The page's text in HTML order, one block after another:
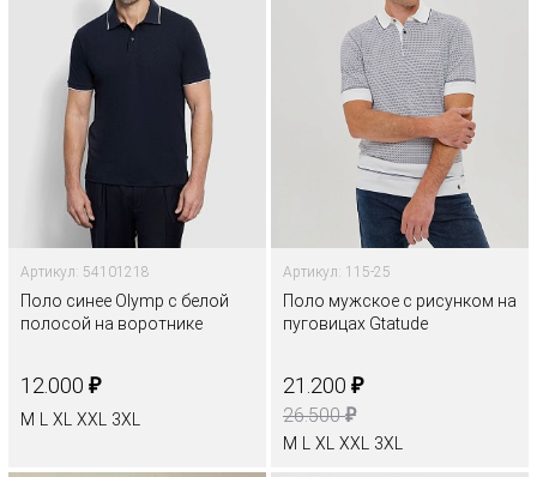
Артикул: 54101218
Поло синее Olymp с белой
полосой на воротнике
12.000 ₽
M L XL XXL 3XL
Артикул: 115-25
Поло мужское с рисунком на
пуговицах Gtatude
21.200 ₽
26.500₽
M L XL XXL 3XL